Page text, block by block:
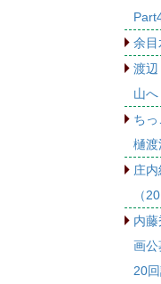
Part4
余目
渡辺
山へ
ち
樋渡
庄
（
内
画公
20